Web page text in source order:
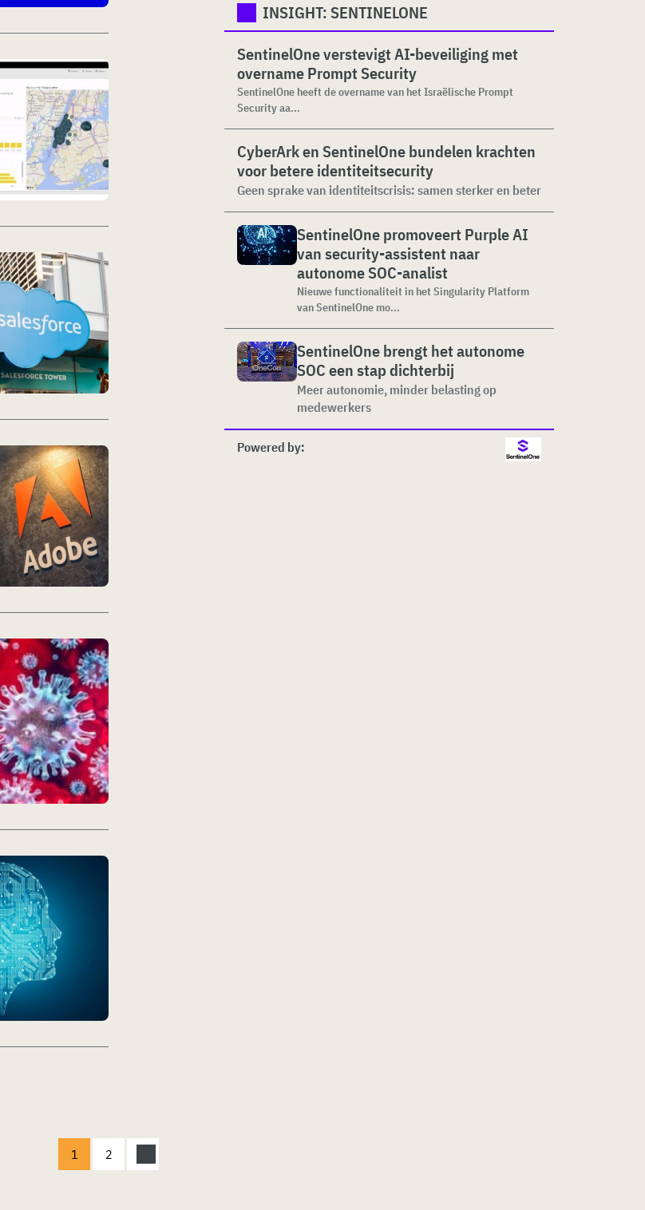
INSIGHT: SENTINELONE
SentinelOne verstevigt AI-beveiliging met
overname Prompt Security
SentinelOne heeft de overname van het Israëlische Prompt
Security aa...
CyberArk en SentinelOne bundelen krachten
voor betere identiteitsecurity
Geen sprake van identiteitscrisis: samen sterker en beter
SentinelOne promoveert Purple AI
van security-assistent naar
autonome SOC-analist
Nieuwe functionaliteit in het Singularity Platform
van SentinelOne mo...
SentinelOne brengt het autonome
SOC een stap dichterbij
Meer autonomie, minder belasting op
medewerkers
Powered by:
1 2